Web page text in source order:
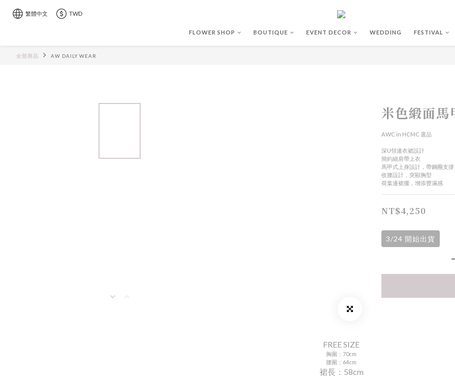
繁體中文 TWD
FLOWER SHOP BOUTIQUE EVENT DECOR WEDDING FESTIVAL
全部商品 AW DAILY WEAR
米色緞面馬
AWC in HCMC 選品
深U領連衣裙設計
簡約細肩帶上衣
馬甲式上身設計，帶鋼圈支撐
收腰設計，突顯胸型
荷葉邊裙擺，增添豐滿感
NT$4,250
3/24 開始出貨
FREE SIZE
胸圍：70cm
腰圍：64cm
裙長：58cm